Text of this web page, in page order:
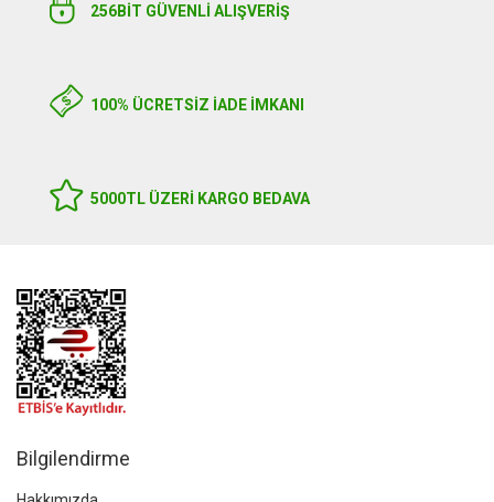
256BIT GÜVENLİ ALIŞVERİŞ
100% ÜCRETSİZ İADE İMKANI
5000TL ÜZERI KARGO BEDAVA
Bilgilendirme